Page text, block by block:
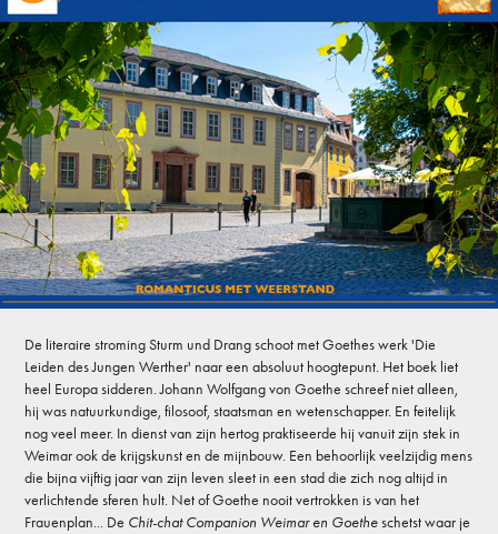
De literaire stroming Sturm und Drang schoot met Goethes werk 'Die
Leiden des Jungen Werther' naar een absoluut hoogtepunt. Het boek liet
heel Europa sidderen. Johann Wolfgang von Goethe schreef niet alleen,
hij was natuurkundige, filosoof, staatsman en wetenschapper. En feitelijk
nog veel meer. In dienst van zijn hertog praktiseerde hij vanuit zijn stek in
Weimar ook de krijgskunst en de mijnbouw. Een behoorlijk veelzijdig mens
die bijna vijftig jaar van zijn leven sleet in een stad die zich nog altijd in
verlichtende sferen hult. Net of Goethe nooit vertrokken is van het
Frauenplan... De Chit-chat Companion Weimar en Goetheschetst waar je